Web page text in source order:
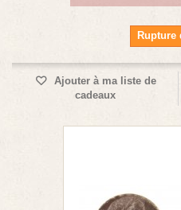
Rupture
Ajouter à ma liste de
cadeaux